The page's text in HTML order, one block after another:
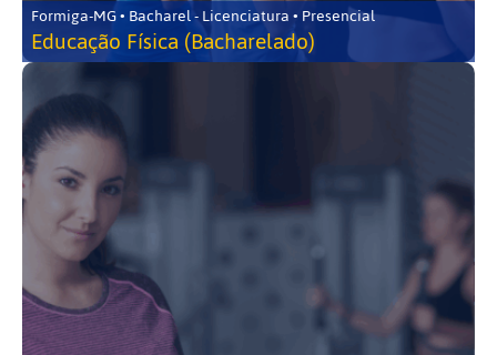
Formiga-MG • Bacharel - Licenciatura • Presencial
Educação Física (Bacharelado)